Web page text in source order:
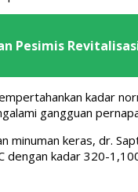
Pesimis
kadar
gangguan
keras, dr.
dengan kadar 320-